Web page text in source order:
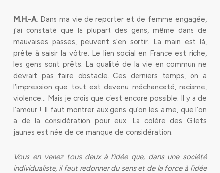
M.H.-A.Dans ma vie de reporter et de femme engagée,
j’ai constaté que la plupart des gens, même dans de
mauvaises passes, peuvent s’en sortir. La main est là,
prête à saisir la vôtre. Le lien social en France est riche,
les gens sont prêts. La qualité de la vie en commun ne
devrait pas faire obstacle. Ces derniers temps, on a
l’impression que tout est devenu méchanceté, racisme,
violence… Mais je crois que c’est encore possible. Il y a de
l’amour ! Il faut montrer aux gens qu’on les aime, que l’on
a de la considération pour eux. La colère des Gilets
jaunes est née de ce manque de considération.
Vous en venez tous deux à l’idée que, dans une société
individualiste, il faut redonner du sens et de la force à l’idée